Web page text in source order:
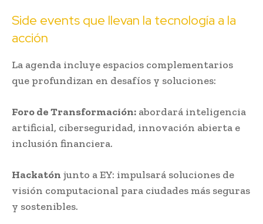
Side events que llevan la tecnología a la
acción
La agenda incluye espacios complementarios
que profundizan en desafíos y soluciones:
Foro de Transformación: abordará inteligencia
artificial, ciberseguridad, innovación abierta e
inclusión financiera.
Hackatón junto a EY: impulsará soluciones de
visión computacional para ciudades más seguras
y sostenibles.